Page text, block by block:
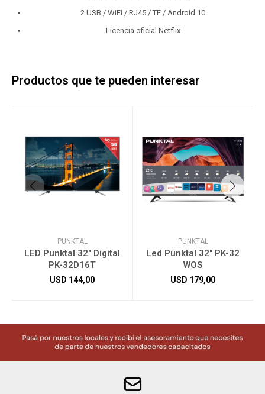
2 USB / WiFi / RJ45 / TF / Android 10
Licencia oficial Netflix
Productos que te pueden interesar
PUNKTAL
LED Punktal 32" Digital
PK-32D16T
USD 144,00
PUNKTAL
Led Punktal 32" PK-32
WOS
USD 179,00